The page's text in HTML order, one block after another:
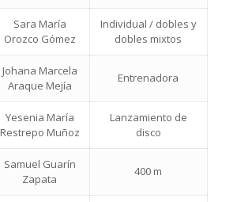
Sara María
Orozco Gómez
Individual / dobles y
dobles mixtos
Johana Marcela
Araque Mejía
Entrenadora
Yesenia María
Restrepo Muñoz
Lanzamiento de
disco
Samuel Guarín
Zapata
400 m